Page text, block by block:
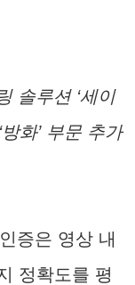
솔루션 ‘세이
화’ 부문 추가
증은 영상 내
정확도를 평